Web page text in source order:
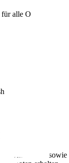
alle O
Onlineshop sowie